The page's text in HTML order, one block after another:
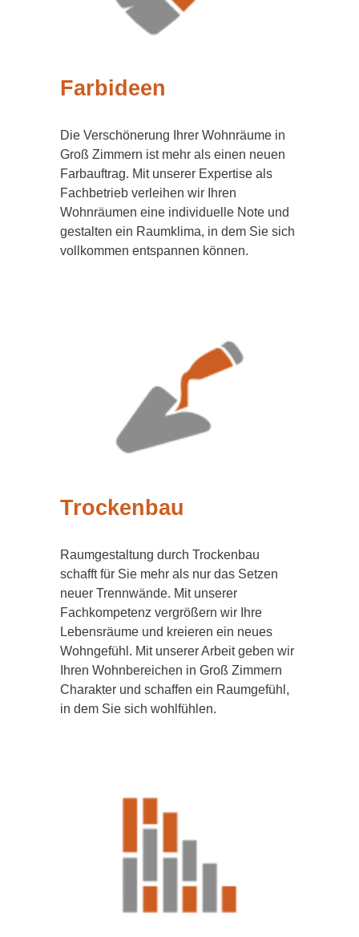
Farbideen
Die Verschönerung Ihrer Wohnräume in
Groß Zimmern ist mehr als einen neuen
Farbauftrag. Mit unserer Expertise als
Fachbetrieb verleihen wir Ihren
Wohnräumen eine individuelle Note und
gestalten ein Raumklima, in dem Sie sich
vollkommen entspannen können.
Trockenbau
Raumgestaltung durch Trockenbau
schafft für Sie mehr als nur das Setzen
neuer Trennwände. Mit unserer
Fachkompetenz vergrößern wir Ihre
Lebensräume und kreieren ein neues
Wohngefühl. Mit unserer Arbeit geben wir
Ihren Wohnbereichen in Groß Zimmern
Charakter und schaffen ein Raumgefühl,
in dem Sie sich wohlfühlen.